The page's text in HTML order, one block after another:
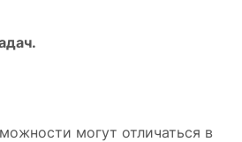
могут отличаться в